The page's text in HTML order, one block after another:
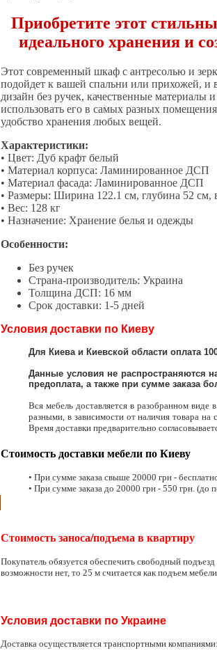
Приобретите этот
идеального хранения и
Этот современный шкаф с антресолью и
подойдет к вашей спальни или прихожей,
дизайн без ручек, качественные материалы
использовать его в самых разных
удобство хранения любых вещей.
Характеристики:
• Цвет: Дуб крафт белый
• Материал корпуса: Ламинированное ДСП
• Материал фасада: Ламинированное ДСП
• Размеры: Ширина 122.1 см, глубина 52 см,
• Вес: 128 кг
• Назначение: Хранение белья и одежды
Особенности:
Без ручек
Страна-производитель: Украина
Толщина ДСП: 16 мм
Срок доставки: 1-5 дней
Условия доставки по Киеву
Для Киева и Киевской области оплата
Данные условия не распространяются
предоплата, а также при сумме заказа
Вся мебель доставляется в разобранном виде
разными, в зависимости от наличия товара на
Время доставки предварительно
Стоимость доставки мебели по Киеву
• При сумме заказа свыше 20000 грн -
• При сумме заказа до 20000 грн - 550 грн. (до
Стоимость заноса/подъема в квартиру
Покупатель обязуется обеспечить свободный
возможности нет, то 25 м считается как подъем
Условия доставки по Украине
Доставка осуществляется транспортными компаниями: